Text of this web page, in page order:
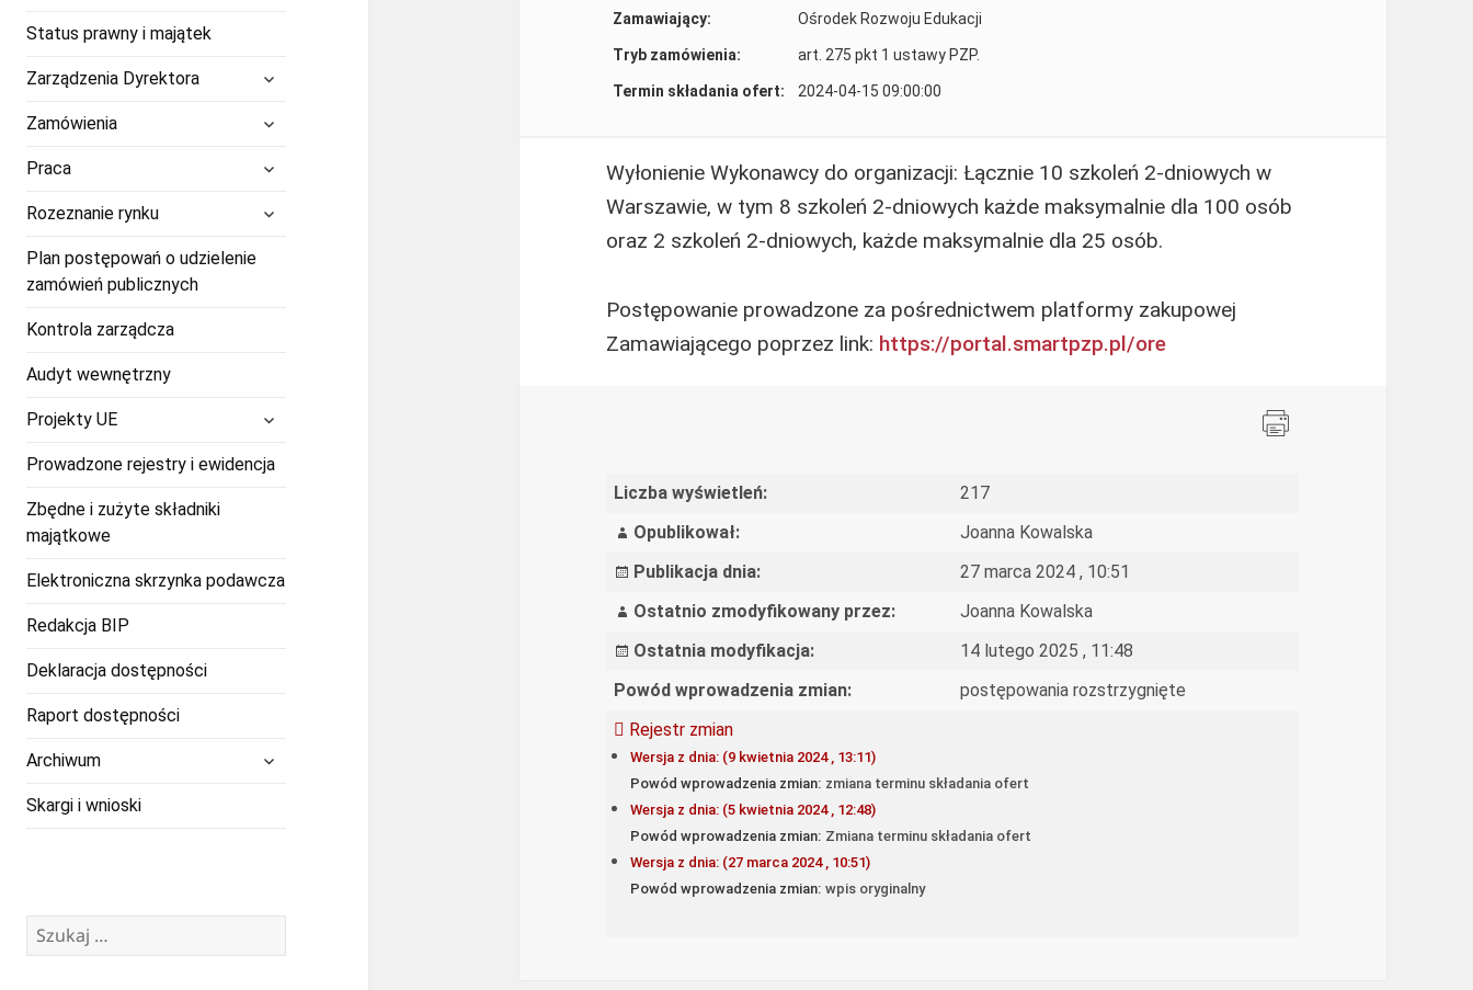
Status prawny i majątek
Zarządzenia Dyrektora
rozwiń
menu
Zamówienia
Praca
Rozeznanie rynkurozwiń
menu
potomne
Plan postępowań o udzielenie
zamówień publicznych
Kontrola zarządcza
Audyt wewnętrzny
Projekty UE
potomne
Prowadzone rejestry i ewidencja
Zbędne i zużyte składniki
majątkowe
Elektroniczna skrzynka podawcza
Redakcja BIP
Deklaracja dostępności
Raport dostępności
Archiwum
Skargi i wnioski
Szukaj:
Zamawiający: Ośrodek Rozwoju Edukacji
Tryb zamówienia: art. 275 pkt 1 ustawy PZP.
Termin składania ofert: 2024-04-15 09:00:00
Wyłonienie Wykonawcy do organizacji: Łącznie 10 szkoleń 2-dniowych w
Warszawie, w tym 8 szkoleń 2-dniowych każde maksymalnie dla 100 osób
oraz 2 szkoleń 2-dniowych, każde maksymalnie dla 25 osób.
Postępowanie prowadzone za pośrednictwem platformy zakupowej
Zamawiającego poprzez link: https://portal.smartpzp.pl/ore
Liczba wyświetleń:
217
Opublikował:
Joanna Kowalska
Publikacja dnia:
27 marca 2024 , 10:51
Ostatnio zmodyfikowany przez:
Joanna Kowalska
Ostatnia modyfikacja:
14 lutego 2025 , 11:48
Powód wprowadzenia zmian:
postępowania rozstrzygnięte
Rejestr zmian
Wersja z dnia: (9 kwietnia 2024 , 13:11)
Powód wprowadzenia zmian: zmiana terminu składania ofert
Wersja z dnia: (5 kwietnia 2024 , 12:48)
Powód wprowadzenia zmian: Zmiana terminu składania ofert
Wersja z dnia: (27 marca 2024 , 10:51)
Powód wprowadzenia zmian: wpis oryginalny